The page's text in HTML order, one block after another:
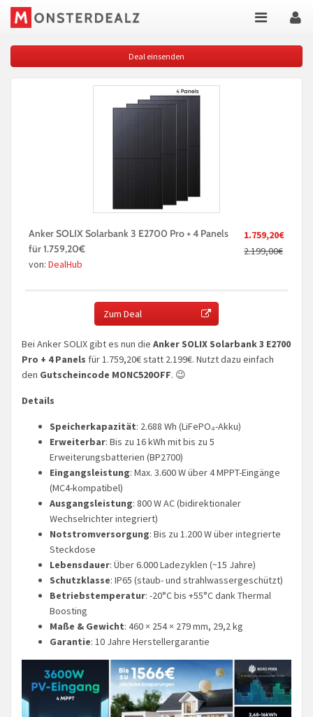
Deal einsenden
1.759,20€
2.199,00€
Anker SOLIX Solarbank 3 E2700 Pro + 4 Panels
für 1.759,20€
von: DealHub
Zum Deal
Bei Anker SOLIX gibt es nun die Anker SOLIX Solarbank 3 E2700
Pro + 4 Panels für 1.759,20€ statt 2.199€. Nutzt dazu einfach
den Gutscheincode MONC520OFF. 😉
Details
Speicherkapazität: 2.688 Wh (LiFePO₄-Akku)
Erweiterbar: Bis zu 16 kWh mit bis zu 5
Erweiterungsbatterien (BP2700)
Eingangsleistung: Max. 3.600 W über 4 MPPT-Eingänge
(MC4-kompatibel)
Ausgangsleistung: 800 W AC (bidirektionaler
Wechselrichter integriert)
Notstromversorgung: Bis zu 1.200 W über integrierte
Steckdose
Lebensdauer: Über 6.000 Ladezyklen (~15 Jahre)
Schutzklasse: IP65 (staub- und strahlwassergeschützt)
Betriebstemperatur: -20°C bis +55°C dank Thermal
Boosting
Maße & Gewicht: 460 × 254 × 279 mm, 29,2 kg
Garantie: 10 Jahre Herstellergarantie